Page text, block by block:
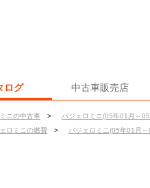
ログ 中古車販売店
ニの中古車 > パジェロミニ(05年01月～
ロミニの燃費 > パジェロミニ(05年01月